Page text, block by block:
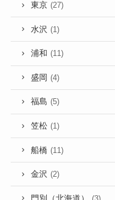
東京 (27)
水沢 (1)
浦和 (11)
盛岡 (4)
福島 (5)
笠松 (1)
船橋 (11)
金沢 (2)